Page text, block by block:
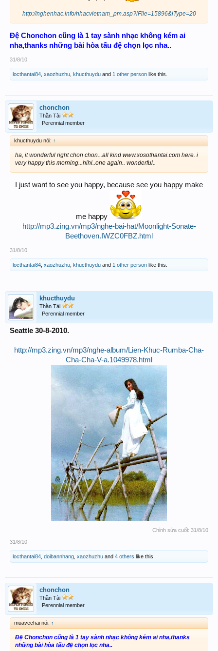
http://nghenhac.info/nhacvietnam_pm.asp?iFile=15896&iType=20
Đệ Chonchon cũng là 1 tay sành nhạc không kém ai
nha,thanks những bài hòa tấu đệ chọn lọc nha..
31/8/10
locthantai84 xaozhuzhu khucthuydu and 1 other person like this.
chonchon
Thần Tài
Perennial member
khucthuydu nói: ↑
ha, it wonderful right chon chon...all kind www.xosothantai.com here. i
very happy this morning...hihi..one again.. wonderful..
I just want to see you happy, because see you happy make
me happy
http://mp3.zing.vn/mp3/nghe-bai-hat/Moonlight-Sonate-
Beethoven.IWZC0FBZ.html
31/8/10
locthantai84 xaozhuzhu khucthuydu and 1 other person like this.
khucthuydu
Thần Tài
Perennial member
Seattle 30-8-2010.
http://mp3.zing.vn/mp3/nghe-album/Lien-Khuc-Rumba-Cha-
Cha-Cha-V-a.1049978.html
Chỉnh sửa cuối: 31/8/10
31/8/10
locthantai84 doibannhang xaozhuzhu and 4 others like this.
chonchon
Thần Tài
Perennial member
muavechai nói: ↑
Đệ Chonchon cũng là 1 tay sành nhạc không kém ai nha,thanks
những bài hòa tấu đệ chọn lọc nha..